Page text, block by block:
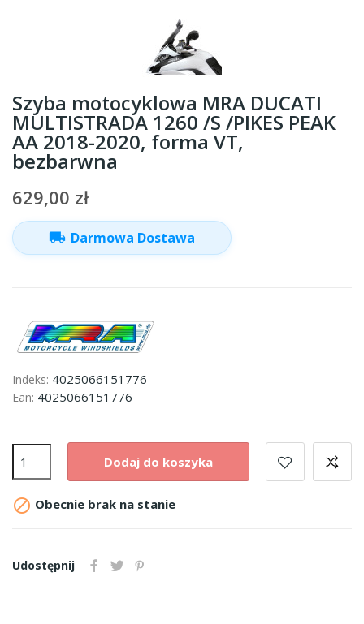
Szyba motocyklowa MRA DUCATI
MULTISTRADA 1260 /S /PIKES PEAK
AA 2018-2020, forma VT,
bezbarwna
629,00 zł
local_shipping Darmowa Dostawa
Indeks: 4025066151776
Ean: 4025066151776
Dodaj do koszyka
 Obecnie brak na stanie
Udostępnij